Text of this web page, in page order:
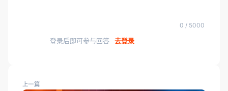
0 / 5000
登录后即可参与回答 去登录
上一篇